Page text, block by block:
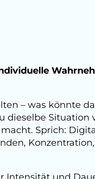
– was könnte
dieselbe Situation
Sprich: